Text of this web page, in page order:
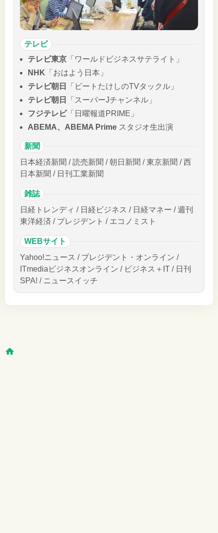
テレビ
テレビ東京 「ワールドビジネスサテライト」
NHK 「おはよう日本」
テレビ朝日
「ビートたけしのTVタックル」
テレビ朝日
「スーパーJチャンネル」
フジテレビ「日曜報道PRIME」
ABEMA、ABEMA Prime スタジオ生出演
新聞
日本経済新聞 / 読売新聞 / 朝日新聞 / 東京新聞 / 西
日本新聞 / 日刊工業新聞
雑誌
日経トレンディ / 日経ビジネス / 日経マネー / 週刊
東洋経済 / プレジデント / エコノミスト
WEBサイト
Yahoo!ニュース / プレジデント・オンライン /
ITmediaビジネスオンライン / ビジネス＋IT / 日刊
SPA! / ニュースイッチ